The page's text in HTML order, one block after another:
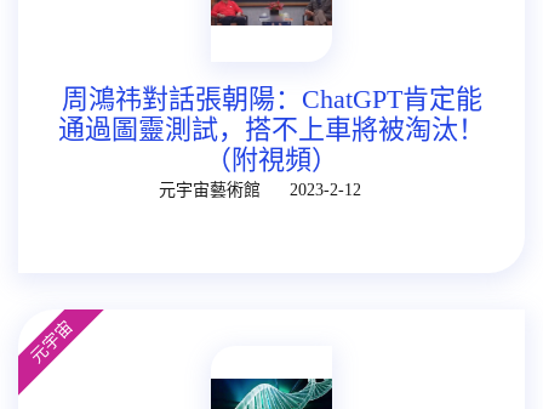
周鴻祎對話張朝陽：ChatGPT肯定能
通過圖靈測試，搭不上車將被淘汰！
（附視頻）
元宇宙藝術館 2023-2-12
元宇宙